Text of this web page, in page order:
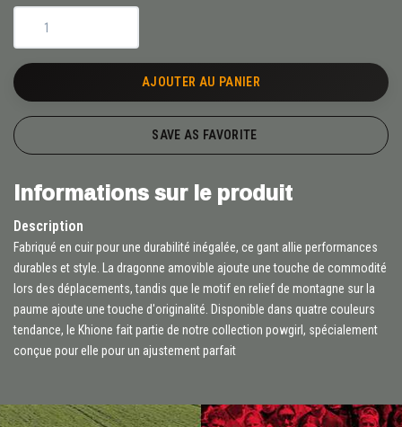
AJOUTER AU PANIER
SAVE AS FAVORITE
Informations sur le produit
Description
Fabriqué en cuir pour une durabilité inégalée, ce gant allie performances
durables et style. La dragonne amovible ajoute une touche de commodité
lors des déplacements, tandis que le motif en relief de montagne sur la
paume ajoute une touche d'originalité. Disponible dans quatre couleurs
tendance, le Khione fait partie de notre collection powgirl, spécialement
conçue pour elle pour un ajustement parfait